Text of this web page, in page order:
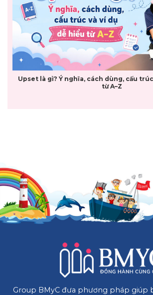
Upset là gì? Ý nghĩa, cách dùng, cấu
từ A–Z
Group BMyC đưa phương pháp giúp